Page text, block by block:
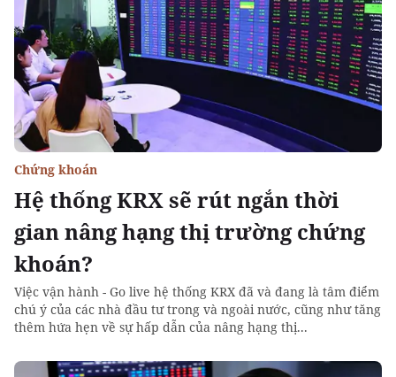
Hệ thống KRX sẽ rút ngắn thời
gian nâng hạng thị trường chứng
khoán?
Chứng khoán
Việc vận hành - Go live hệ thống KRX đã và đang là tâm điểm
chú ý của các nhà đầu tư trong và ngoài nước, cũng như tăng
thêm hứa hẹn về sự hấp dẫn của nâng hạng thị...